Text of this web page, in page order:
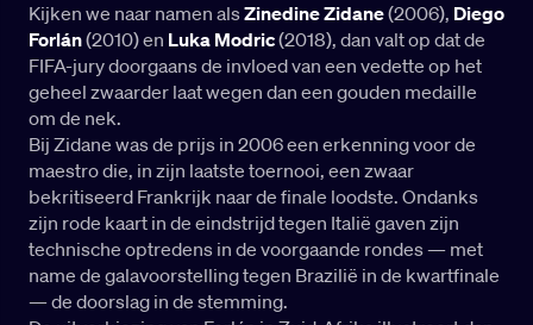
Kijken we naar namen alsZinedine Zidane(2006), Diego
Forlán(2010) en Luka Modric(2018), dan valt op dat de
FIFA-jury doorgaans de invloed van een vedette op het
geheel zwaarder laat wegen dan een gouden medaille
om de nek.
Bij Zidane was de prijs in 2006 een erkenning voor de
maestro die, in zijn laatste toernooi, een zwaar
bekritiseerd Frankrijk naar de finale loodste. Ondanks
zijn rode kaart in de eindstrijd tegen Italië gaven zijn
technische optredens in de voorgaande rondes — met
name de galavoorstelling tegen Brazilië in de kwartfinale
— de doorslag in de stemming.